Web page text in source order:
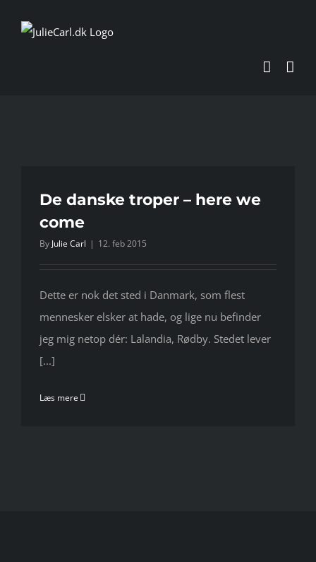
De danske troper – here we
come
By Julie Carl | 12. feb 2015
Dette er nok det sted i Danmark, som flest
mennesker elsker at hade, og lige nu befinder
jeg mig netop dér: Lalandia, Rødby. Stedet lever
[...]
Læs mere